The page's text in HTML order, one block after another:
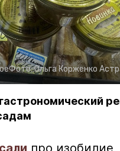
Фото:Ольга Корженко
про изобилие